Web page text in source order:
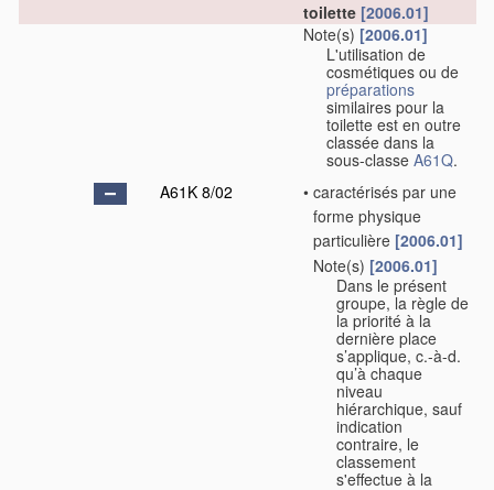
toilette [2006.01]
Note(s) [2006.01]
L'utilisation de
cosmétiques ou de
préparations
similaires pour la
toilette est en outre
classée dans la
sous-classe A61Q.
A61K 8/02
• caractérisés par une
forme physique
particulière [2006.01]
Note(s) [2006.01]
Dans le présent
groupe, la règle de
la priorité à la
dernière place
s’applique, c.-à-d.
qu’à chaque
niveau
hiérarchique, sauf
indication
contraire, le
classement
s'effectue à la